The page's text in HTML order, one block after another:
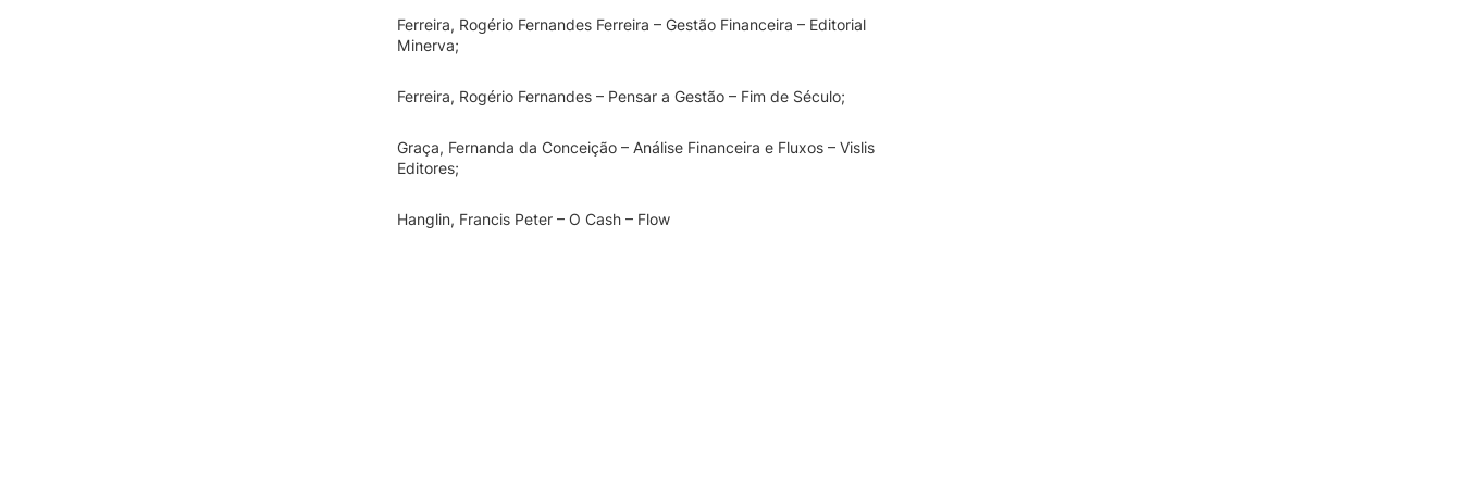
Ferreira, Rogério Fernandes Ferreira – Gestão Financeira – Editorial
Minerva;
Ferreira, Rogério Fernandes – Pensar a Gestão – Fim de Século;
Graça, Fernanda da Conceição – Análise Financeira e Fluxos – Vislis
Editores;
Hanglin, Francis Peter – O Cash – Flow